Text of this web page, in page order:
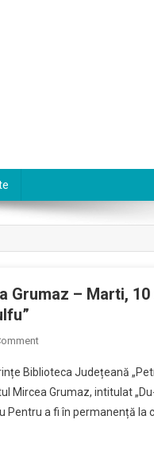
Grumaz – Marti,
On
Volum
De
Poezii
Biblioteca Județeană
Mircea Grumaz, intitulat
Pentru a fi în permanență